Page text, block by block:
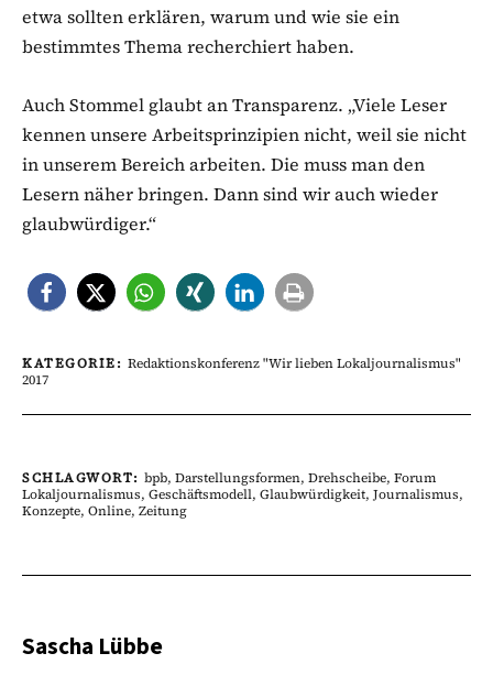
etwa sollten erklären, warum und wie sie ein
bestimmtes Thema recherchiert haben.
Auch Stommel glaubt an Transparenz. „Viele Leser
kennen unsere Arbeitsprinzipien nicht, weil sie nicht
in unserem Bereich arbeiten. Die muss man den
Lesern näher bringen. Dann sind wir auch wieder
glaubwürdiger.“
KATEGORIE: Redaktionskonferenz "Wir lieben Lokaljournalismus"
2017
SCHLAGWORT: bpb, Darstellungsformen, Drehscheibe, Forum
Lokaljournalismus, Geschäftsmodell, Glaubwürdigkeit, Journalismus,
Konzepte, Online, Zeitung
Sascha Lübbe